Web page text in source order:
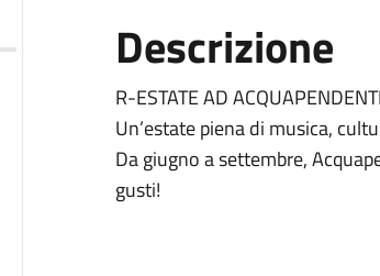
Descrizione
R-ESTATE AD
Un’estate piena di musica,
Da giugno a settembre,
gusti!